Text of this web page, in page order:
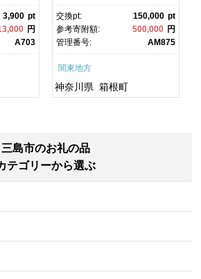
蒲
魚貝 海
蒲
おす
3,900 pt
円
A703
行クーポン クーポン 箱根
町ふるさと納税 神奈川県ふ
るさと納税 神奈川県 箱根
町
交換pt: 150,000 pt
参考寄附額:
500,000 円
管理番号:
AM875
関東地方
神奈川県 箱根町
三島市のお礼の品
テゴリーから選ぶ